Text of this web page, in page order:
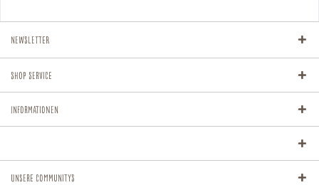
Newsletter
Shop Service
Informationen
Unsere Communitys